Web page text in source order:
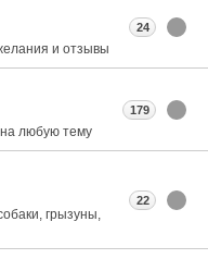
и отзывы
24
любую тему
179
грызуны,
22